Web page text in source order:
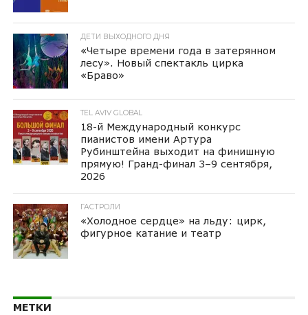
ДЕТИ ВЫХОДНОГО ДНЯ
«Четыре времени года в затерянном
лесу». Новый спектакль цирка
«Браво»
TEL AVIV GLOBAL
18-й Международный конкурс
пианистов имени Артура
Рубинштейна выходит на финишную
прямую! Гранд-финал 3–9 сентября,
2026
ГАСТРОЛИ
«Холодное сердце» на льду: цирк,
фигурное катание и театр
МЕТКИ